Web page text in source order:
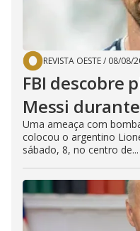
REVISTA OESTE/ 08/08/
FBI descobre
Messi
Uma ameaça com
colocou o argentino
sábado, 8, no centro de...